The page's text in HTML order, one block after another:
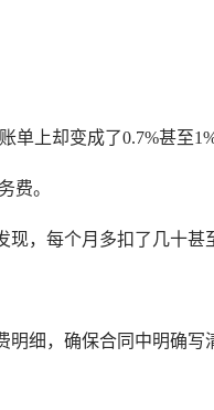
单上却变成了0.7%甚至
费。
，每个月多扣了几十甚
明细，确保合同中明确写